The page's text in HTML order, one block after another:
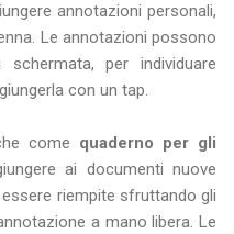
annotazioni personali,
Le annotazioni possono
schermata, per individuare
con un tap.
come quaderno per gli
ai documenti nuove
riempite sfruttando gli
a mano libera. Le